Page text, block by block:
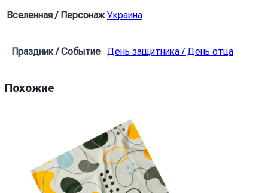
Вселенная / Персонаж Украина
Праздник / Событие День защитника / День отца
Похожие